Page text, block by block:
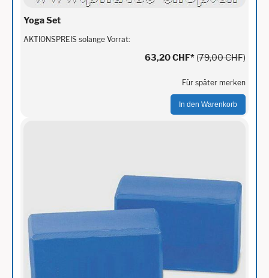
Yoga Set
AKTIONSPREIS solange Vorrat:
63,20 CHF* (79,00 CHF)
Für später merken
In den Warenkorb